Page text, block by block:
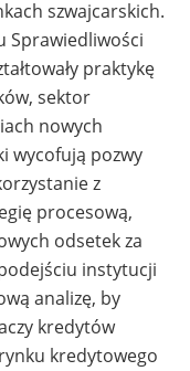
szwajcarskich.
Sprawiedliwości
praktykę
sektor
nowych
wycofują pozwy
z
procesową,
odsetek za
instytucji
analizę, by
kredytów
kredytowego